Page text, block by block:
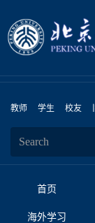
教师 学生 校友
首页
海外学习